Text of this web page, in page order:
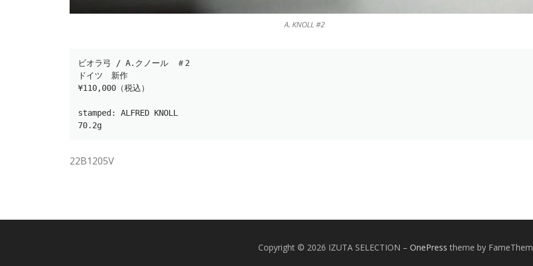
A. KNOLL #2
ビオラ弓 / A.クノール　＃2
ドイツ　新作
¥110,000（税込）
stamped: ALFRED KNOLL
70.2g
22B1205V
Copyright © 2026 IZUTA SELECTION – OnePress theme by